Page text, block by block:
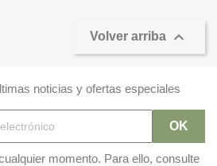
Volver arriba 
noticias y ofertas especiales
momento. Para ello, consulte